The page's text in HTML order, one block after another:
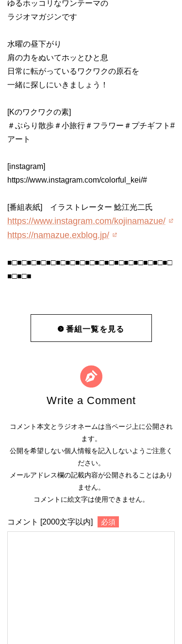
ゆるホッコリなワンテーマの
ラジオマガジンです
水曜の昼下がり
肩の力をぬいてホッとひと息
日常に転がっているワクワクの原石を
一緒に探しにいきましょう！
[Kのワクワクの素]
＃ぶらり散歩＃小旅行＃フラワー＃プチギフト #
アート
[instagram]
https://www.instagram.com/colorful_kei/#
[番組表紙] イラストレーター 鯰江光二氏
https://www.instagram.com/kojinamazue/
https://namazue.exblog.jp/
■□■□■□■□■□■□■□■□■□■□■□■□■□■□■□■□■□
■□■□■
番組一覧を見る
Write a Comment
コメント本文とラジオネームは当ページ上に公開され
ます。
公開を希望しない個人情報を記入しないようご注意く
ださい。
メールアドレス欄の記載内容が公開されることはあり
ません。
コメントに絵文字は使用できません。
コメント [2000文字以内] 必須